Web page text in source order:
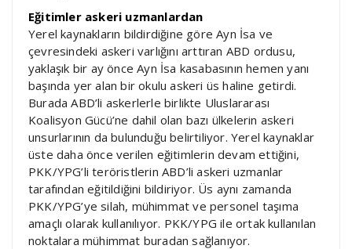
Eğitimler askeri uzmanlardan
Yerel kaynakların bildirdiğine göre Ayn İsa ve
çevresindeki askeri varlığını arttıran ABD ordusu,
yaklaşık bir ay önce Ayn İsa kasabasının hemen yanı
başında yer alan bir okulu askeri üs haline getirdi.
Burada ABD’li askerlerle birlikte Uluslararası
Koalisyon Gücü’ne dahil olan bazı ülkelerin askeri
unsurlarının da bulunduğu belirtiliyor. Yerel kaynaklar
üste daha önce verilen eğitimlerin devam ettiğini,
PKK/YPG’li teröristlerin ABD’li askeri uzmanlar
tarafından eğitildiğini bildiriyor. Üs aynı zamanda
PKK/YPG’ye silah, mühimmat ve personel taşıma
amaçlı olarak kullanılıyor. PKK/YPG ile ortak kullanılan
noktalara mühimmat buradan sağlanıyor.